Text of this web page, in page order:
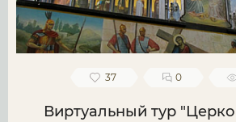
37 0
Виртуальный тур